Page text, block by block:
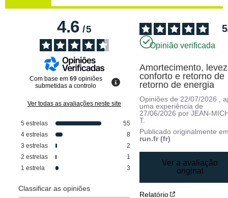
4.6/5
Com base em 69 opiniões
submetidas a controlo
Ver todas as avaliações neste site
5 estrelas
55
4 estrelas
8
3 estrelas
2
2 estrelas
1
1 estrela 3
Classificar as opiniões
5
Opinião verificada
Amortecimento,
conforto e retorno de
retorno de energia
Opiniões de 22/07/2026
,
uma experiência de
27/06/2026 porJEAN-
T.
Publicado originalmente
run.fr (fr)
Ver a avaliação
original
Relatório